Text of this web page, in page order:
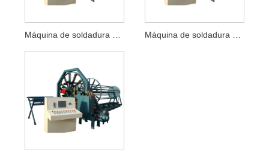
Máquina de soldadura de jaulas de barras de refuerzo Máquina de soldadura de jaula para tubos de hormigón